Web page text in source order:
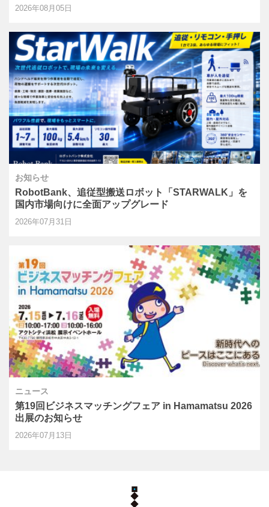
2026年08月05日
お知らせ
RobotBank、追従型搬送ロボット「STARWALK」を
国内市場向けに全面アップグレード
2026年07月31日
ニュース
第19回ビジネスマッチングフェア in Hamamatsu 2026
出展のお知らせ
2026年07月13日